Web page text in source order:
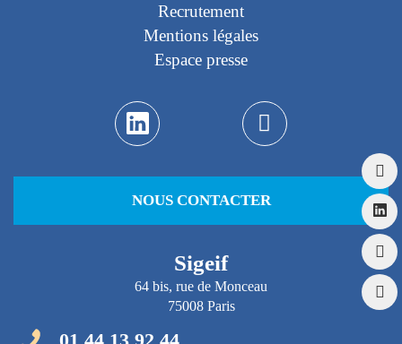
Recrutement
Mentions légales
Espace presse
NOUS CONTACTER
Sigeif
64 bis, rue de Monceau
75008 Paris